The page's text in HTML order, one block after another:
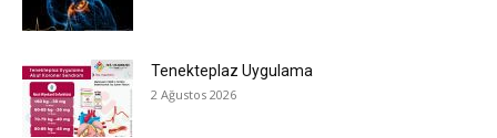
Tenekteplaz Uygulama
2 Ağustos 2026